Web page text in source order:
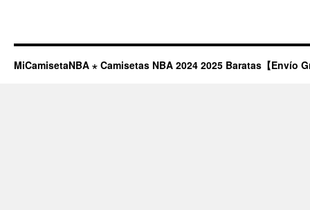
MiCamisetaNBA ⋆ Camisetas NBA 2024 2025 Baratas【Envío